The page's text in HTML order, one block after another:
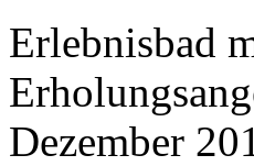
Erlebnisbad
Dezember